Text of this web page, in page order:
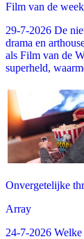
Film van de
29-7-2026 De
drama en
als Film van de
superheld,
Onvergetelijke
Array
24-7-2026